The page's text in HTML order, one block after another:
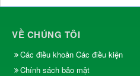
VỀ CHÚNG TÔI
Các điều khoản Các điều kiện
Chính sách bảo mật